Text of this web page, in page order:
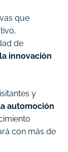
que
de
innovación
y
automoción
con más de